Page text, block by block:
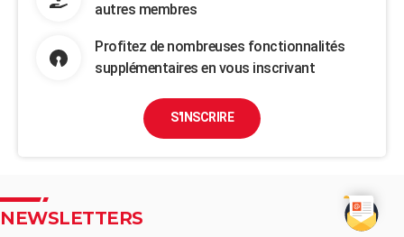
autres membres
Profitez de nombreuses fonctionnalités
supplémentaires en vous inscrivant
S'INSCRIRE
NEWSLETTERS